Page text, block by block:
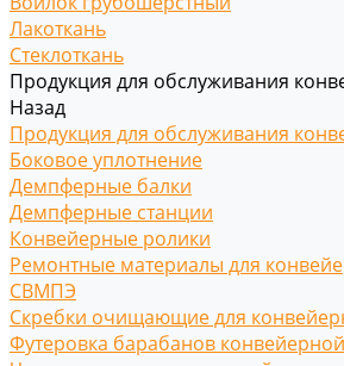
Лакоткань
Стеклоткань
Продукция для обслуживания
Назад
Продукция для обслуживания
Боковое уплотнение
Демпферные балки
Демпферные станции
Конвейерные ролики
Ремонтные материалы для
СВМПЭ
Скребки очищающие для
Футеровка барабанов